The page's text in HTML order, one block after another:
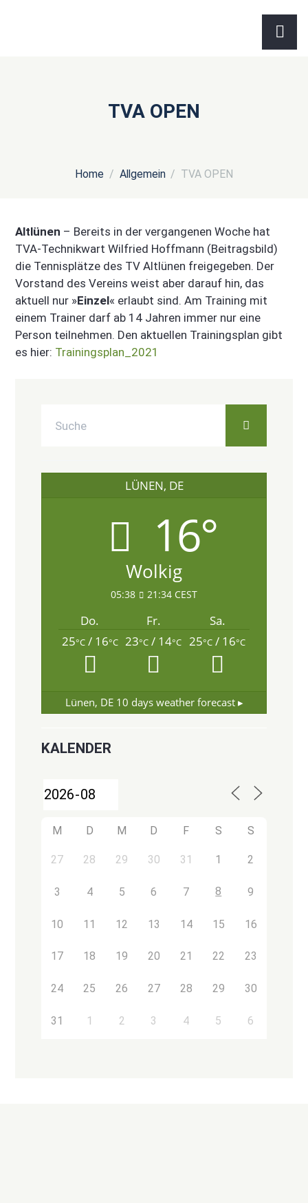
TVA OPEN
Home Allgemein TVA OPEN
Altlünen – Bereits in der vergangenen Woche hat
TVA-Technikwart Wilfried Hoffmann (Beitragsbild)
die Tennisplätze des TV Altlünen freigegeben. Der
Vorstand des Vereins weist aber darauf hin, das
aktuell nur »Einzel« erlaubt sind. Am Training mit
einem Trainer darf ab 14 Jahren immer nur eine
Person teilnehmen. Den aktuellen Trainingsplan gibt
es hier: Trainingsplan_2021
LÜNEN, DE
16°
Wolkig
05:38 21:34 CEST
Do. Fr.
Sa.
25°C/ 16°C 23°C / 14°C 25°C / 16°C
Lünen, DE10 days weather forecast ▸
KALENDER
M D M D F S S
27 28 29 30 31 1 2
3 4 5 6 7 8 9
10 11 12 13 14 15 16
17 18 19 20 21 22 23
24 25 26 27 28 29 30
31 1 2 3 4 5 6